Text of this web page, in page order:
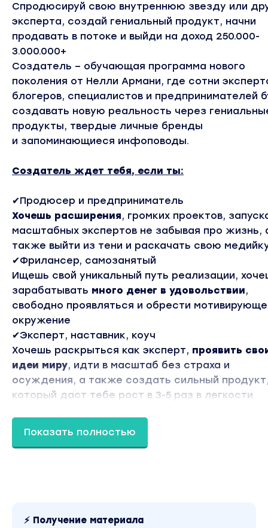
Спродюсируй свою внутреннюю звезду или
эксперта, создай гениальный продукт, начни
продавать в потоке и выйди на доход 250.000-
3.000.000+
Создатель – обучающая программа нового
поколения от Нелли Армани, где сотни
блогеров, специалистов и предпринимателей
создавать новую реальность через
продукты, твердые личные бренды
и запоминающиеся инфоповоды.
Создатель ждет тебя, если ты:
✔Продюсер и предприниматель
Хочешь расширения, громких проектов,
масштабных экспертов не забывая про жизнь,
также выйти из тени и раскачать свою
✔Фрилансер, самозанятый
Ищешь свой уникальный путь реализации,
зарабатывать много денег в удовольствии,
свободно проявляться и обрести
окружение
✔Эксперт, наставник, коуч
Хочешь раскрыться как эксперт, проявить
идеи миру, идти в масштаб без страха и
осуждения, а также создать сильный
который даст тебе рост в 3-5 раз в легкости
другими,
Показать полностью
⚡ Получение материала